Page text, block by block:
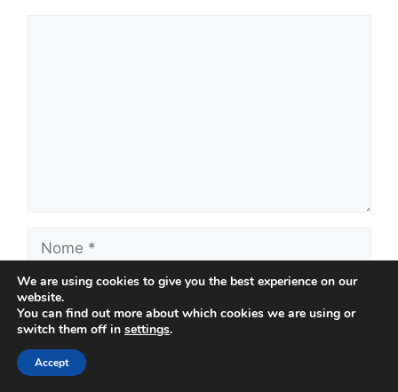
Nome
E-
mail
Site
We are using cookies to give you the best experience on our
website.
You can find out more about which cookies we are using or
switch them off in settings.
Accept